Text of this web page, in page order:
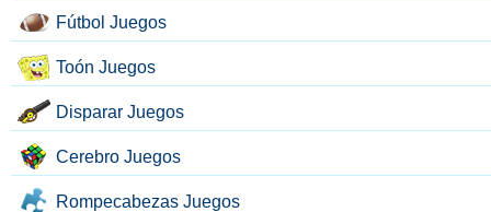
Fútbol Juegos
Toón Juegos
Disparar Juegos
Cerebro Juegos
Rompecabezas Juegos